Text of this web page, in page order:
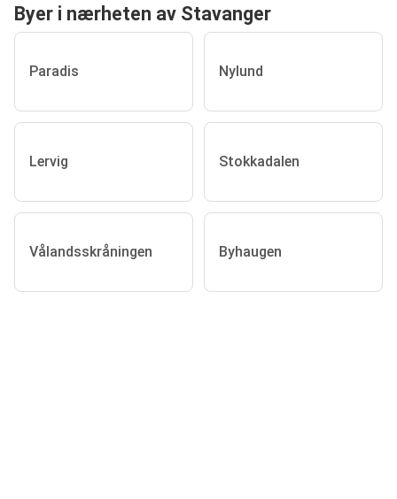
Byer i nærheten av Stavanger
Paradis Nylund
Lervig Stokkadalen
Vålandsskråningen Byhaugen